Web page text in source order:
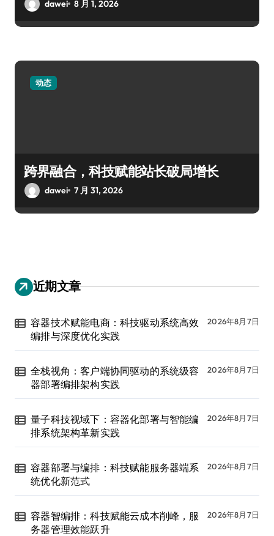
dawei 8 月 1, 2026
动态
跨界融合，科技赋能站长破局增长
dawei 7 月 31, 2026
近期文章
容器技术赋能电商：科技驱动系统高效
编排与深度优化实践
2026年8月7日
全栈视角：客户端协同驱动的系统级容
器部署编排架构实践
2026年8月7日
量子科技视域下：容器化部署与智能编
排系统架构革新实践
2026年8月7日
容器部署与编排：科技赋能服务器端系
统优化新范式
2026年8月7日
容器智编排：科技赋能云成本削峰，服
务器管理效能跃升
2026年8月7日